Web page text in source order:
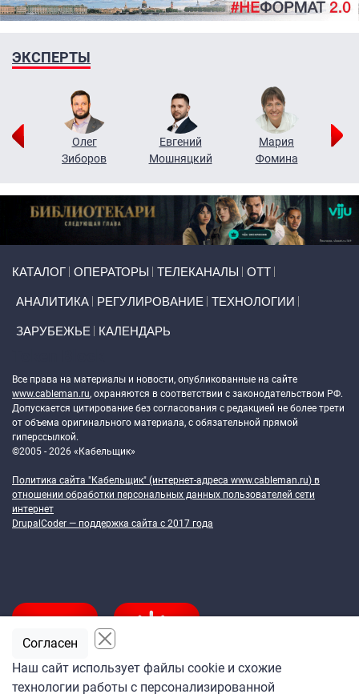
ЭКСПЕРТЫ
Олег
Зиборов
Евгений
Мошняцкий
Мария
Фомина
КАТАЛОГ ОПЕРАТОРЫ ТЕЛЕКАНАЛЫ ОТТ
АНАЛИТИКА РЕГУЛИРОВАНИЕ ТЕХНОЛОГИИ
ЗАРУБЕЖЬЕ КАЛЕНДАРЬ
Все права на материалы и новости, опубликованные на сайте
www.cableman.ru, охраняются в соответствии с законодательством РФ.
Допускается цитирование без согласования с редакцией не более трети
от объема оригинального материала, с обязательной прямой
гиперссылкой.
©2005 - 2026 «Кабельщик»
Политика сайта "Кабельщик" (интернет-адреса www.cableman.ru) в
отношении обработки персональных данных пользователей сети
интернет
DrupalCoder — поддержка сайта c 2017 года
Наш сайт использует файлы cookie и схожие
технологии работы с персонализированной
Согласен